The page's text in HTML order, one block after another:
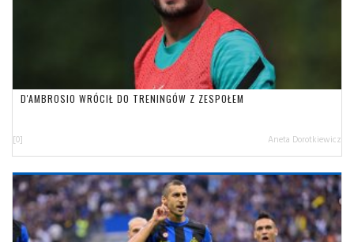
D'AMBROSIO WRÓCIŁ DO TRENINGÓW Z ZESPOŁEM
[0] Aneta Dorotkiewicz